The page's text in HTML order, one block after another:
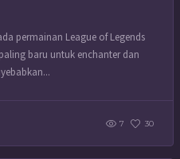
permainan League of Legends
baru untuk enchanter dan
7 30